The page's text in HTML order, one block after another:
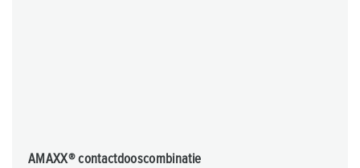
AMAXX® contactdooscombinatie